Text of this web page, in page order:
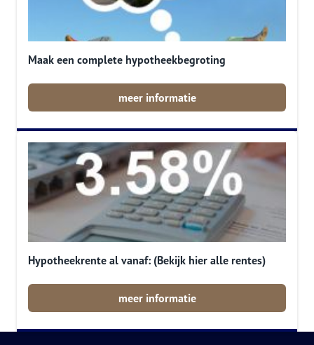
Maak een complete hypotheekbegroting
meer informatie
Hypotheekrente al vanaf: (Bekijk hier alle rentes)
meer informatie